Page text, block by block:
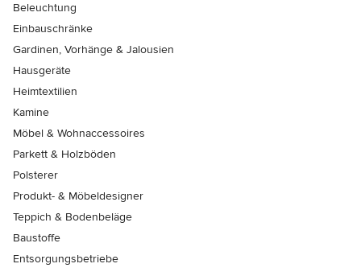
Beleuchtung
Einbauschränke
Gardinen, Vorhänge & Jalousien
Hausgeräte
Heimtextilien
Kamine
Möbel & Wohnaccessoires
Parkett & Holzböden
Polsterer
Produkt- & Möbeldesigner
Teppich & Bodenbeläge
Baustoffe
Entsorgungsbetriebe